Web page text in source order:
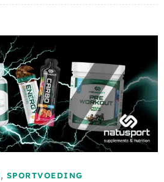
, SPORTVOEDING